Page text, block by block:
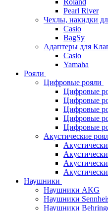
Roland
Pearl River
Чехлы, накидки
Casio
BagSy
Адаптеры для
Casio
Yamaha
Рояли
Цифровые рояли
Цифровые
Цифровые
Цифровые
Цифровые
Цифровые
Акустические
Наушники
Наушники AKG
Наушники
Наушники